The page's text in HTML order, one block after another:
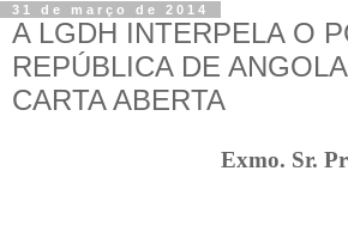
31 de março de 2014
A LGDH INTERPELA O
REPÚBLICA DE
CARTA ABERTA
Exmo. Sr.